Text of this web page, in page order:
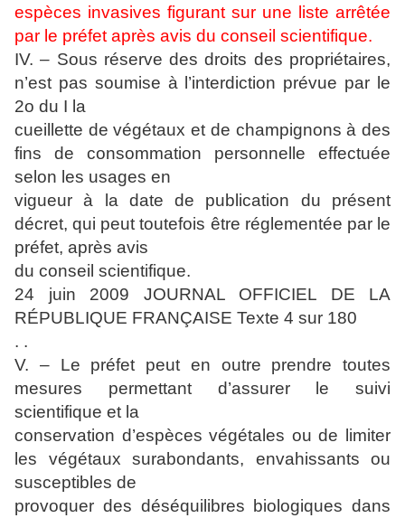
espèces invasives figurant sur une liste arrêtée
par le préfet après avis du conseil scientifique.
IV. – Sous réserve des droits des propriétaires,
n’est pas soumise à l’interdiction prévue par le
2o du I la
cueillette de végétaux et de champignons à des
fins de consommation personnelle effectuée
selon les usages en
vigueur à la date de publication du présent
décret, qui peut toutefois être réglementée par le
préfet, après avis
du conseil scientifique.
24 juin 2009 JOURNAL OFFICIEL DE LA
RÉPUBLIQUE FRANÇAISE Texte 4 sur 180
. .
V. – Le préfet peut en outre prendre toutes
mesures permettant d’assurer le suivi
scientifique et la
conservation d’espèces végétales ou de limiter
les végétaux surabondants, envahissants ou
susceptibles de
provoquer des déséquilibres biologiques dans